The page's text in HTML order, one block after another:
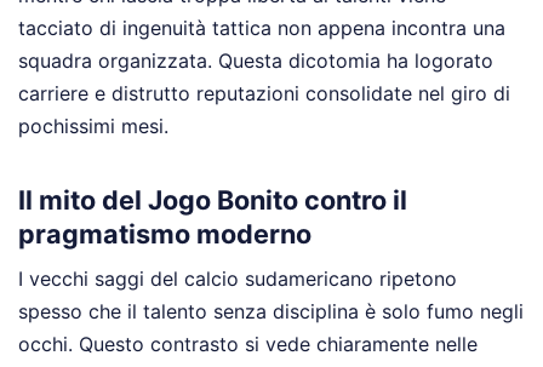
tacciato di ingenuità tattica non appena incontra una
squadra organizzata. Questa dicotomia ha logorato
carriere e distrutto reputazioni consolidate nel giro di
pochissimi mesi.
Il mito del Jogo Bonito contro il
pragmatismo moderno
I vecchi saggi del calcio sudamericano ripetono
spesso che il talento senza disciplina è solo fumo negli
occhi. Questo contrasto si vede chiaramente nelle